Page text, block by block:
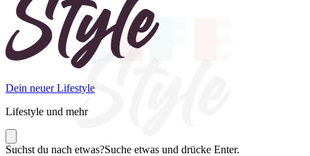
Dein neuer Lifestyle
Lifestyle und mehr
Suchst du nach etwas?Suche etwas und drücke Enter.